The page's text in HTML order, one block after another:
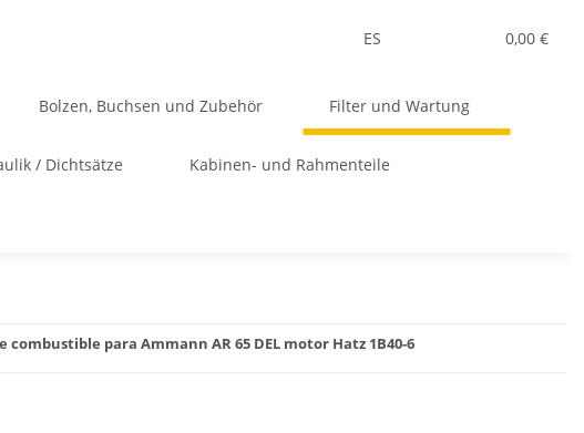
ES 0,00 €
Bolzen, Buchsen und Zubehör Filter und Wartung
/ Dichtsätze Kabinen- und Rahmenteile
combustible para Ammann AR 65 DEL motor Hatz 1B40-6